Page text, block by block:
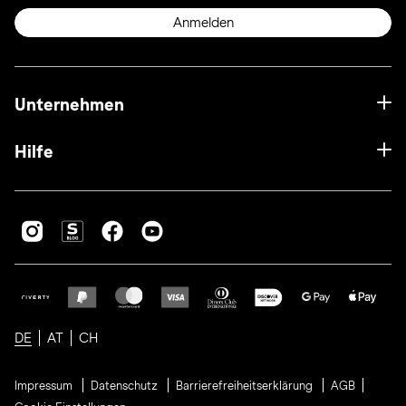
Anmelden
Unternehmen
Hilfe
DE AT CH
Impressum Datenschutz Barrierefreiheitserklärung
AGB